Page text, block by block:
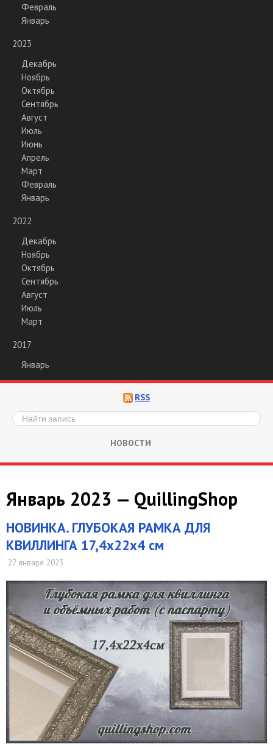
Февраль
Январь
2023
Декабрь
Ноябрь
Октябрь
Сентябрь
Август
Июль
Июнь
Апрель
Март
Февраль
Январь
2022
Декабрь
Ноябрь
Октябрь
Сентябрь
Август
Июль
Март
2017
Январь
RSS
НОВОСТИ
Январь 2023 — QuillingShop
НОВИНКА. ГЛУБОКАЯ РАМКА ДЛЯ
КВИЛЛИНГА 17,4х22х4 см
27 января 2023